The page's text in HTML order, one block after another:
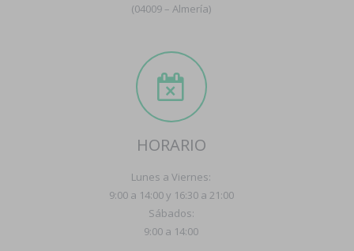
(04009 – Almería)
HORARIO
Lunes a Viernes:
9:00 a 14:00 y 16:30 a 21:00
Sábados:
9:00 a 14:00